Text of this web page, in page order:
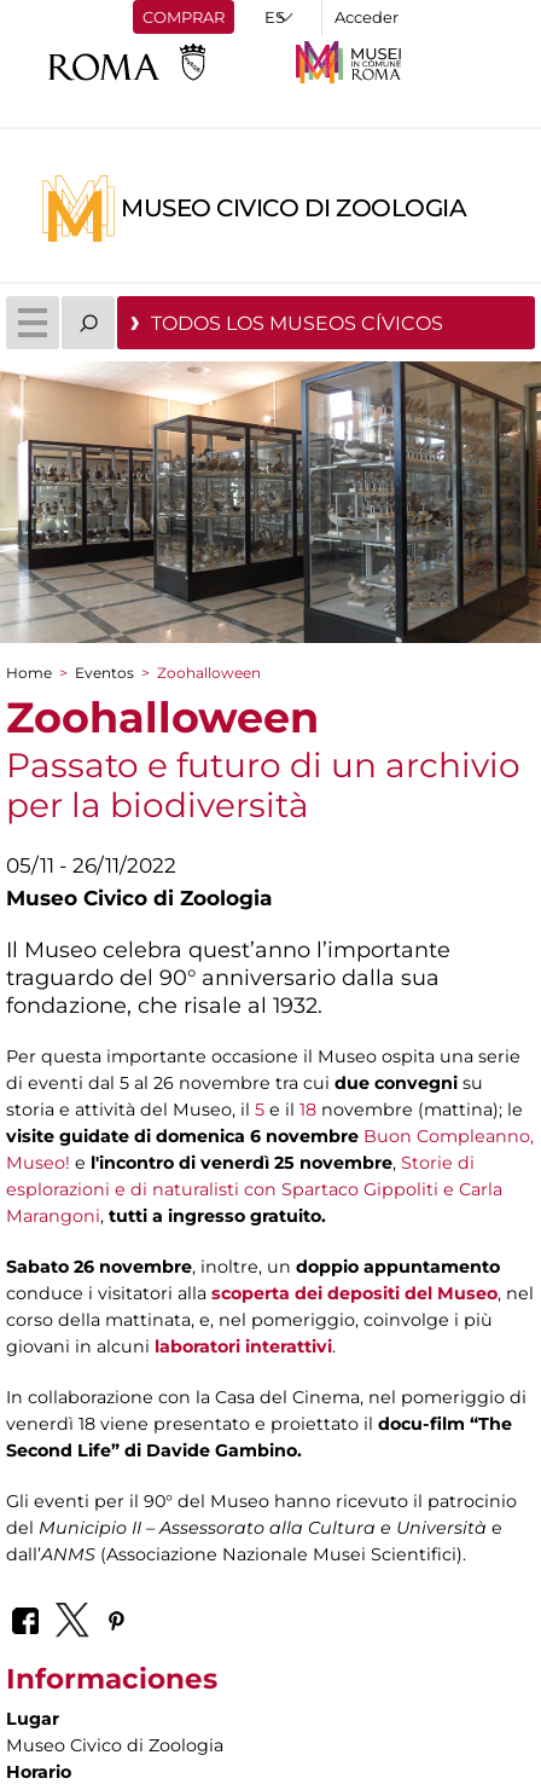
COMPRAR Acceder
MUSEO CIVICO DI ZOOLOGIA
TODOS LOS MUSEOS CÍVICOS
You are here
Home > Eventos > Zoohalloween
Zoohalloween
Passato e futuro di un archivio
per la biodiversità
05/11 - 26/11/2022
Museo Civico di Zoologia
Il Museo celebra quest’anno l’importante
traguardo del 90° anniversario dalla sua
fondazione, che risale al 1932.
Per questa importante occasione il Museo ospita una serie
di eventi dal 5 al 26 novembre tra cui due convegni su
storia e attività del Museo, il 5 e il 18 novembre (mattina); le
visite guidate di domenica 6 novembre Buon Compleanno,
Museo! e l'incontro di venerdì 25 novembre, Storie di
esplorazioni e di naturalisti con Spartaco Gippoliti e Carla
Marangoni, tutti a ingresso gratuito.
Sabato 26 novembre, inoltre, un doppio appuntamento
conduce i visitatori alla scoperta dei depositi del Museo, nel
corso della mattinata, e, nel pomeriggio, coinvolge i più
giovani in alcuni laboratori interattivi.
In collaborazione con la Casa del Cinema, nel pomeriggio di
venerdì 18 viene presentato e proiettato il docu-film “The
Second Life” di Davide Gambino.
Gli eventi per il 90° del Museo hanno ricevuto il patrocinio
del Municipio II – Assessorato alla Cultura e Università e
dall’ANMS (Associazione Nazionale Musei Scientifici).
Informaciones
Lugar
Museo Civico di Zoologia
Horario